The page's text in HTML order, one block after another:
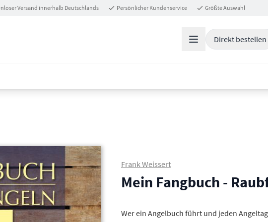
Versand innerhalb Deutschlands Persönlicher Kundenservice Größte Auswahl
Direkt bestellen
Frank Weissert
Mein Fangbuch -
Wer ein Angelbuch führt und jeden